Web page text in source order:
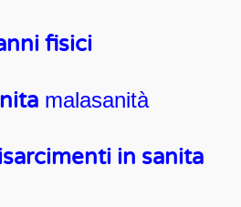
fisici
malasanità
in sanita